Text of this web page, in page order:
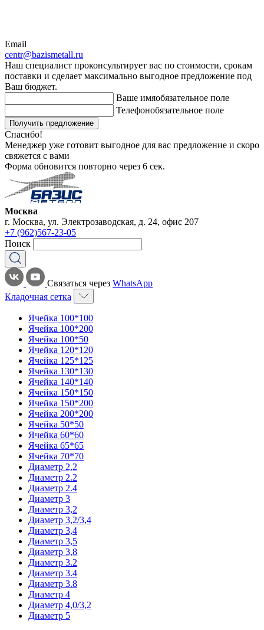
Email
centr@bazismetall.ru
Наш специалист проконсультирует вас по стоимости, срокам
поставки и сделает максимально выгодное предложение под
Ваш бюджет.
Ваше имяобязательное поле
Телефонобязательное поле
Получить предложение
Спасибо!
Менеджер уже готовит выгодное для вас предложение и скоро
свяжется с вами
Форма обновится повторно через 6 сек.
Москва
г. Москва, ул. Электрозаводская, д. 24, офис 207
+7 (962)567-23-05
Поиск
Связаться через WhatsApp
Кладочная сетка
Ячейка 100*100
Ячейка 100*200
Ячейка 100*50
Ячейка 120*120
Ячейка 125*125
Ячейка 130*130
Ячейка 140*140
Ячейка 150*150
Ячейка 150*200
Ячейка 200*200
Ячейка 50*50
Ячейка 60*60
Ячейка 65*65
Ячейка 70*70
Диаметр 2,2
Диаметр 2.2
Диаметр 2.4
Диаметр 3
Диаметр 3,2
Диаметр 3,2/3,4
Диаметр 3,4
Диаметр 3,5
Диаметр 3,8
Диаметр 3.2
Диаметр 3.4
Диаметр 3.8
Диаметр 4
Диаметр 4,0/3,2
Диаметр 5